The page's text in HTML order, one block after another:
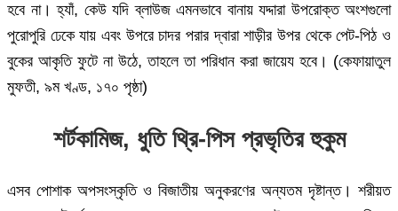
হবে না। হ্যাঁ, কেউ যদি ব্লাউজ এমনভাবে বানায় যদ্দারা উপরোক্ত অংশগুলো
পুরোপুরি ঢেকে যায় এবং উপরে চাদর পরার দ্বারা শাড়ীর উপর থেকে পেট-পিঠ ও
বুকের আকৃতি ফুটে না উঠে, তাহলে তা পরিধান করা জায়েয হবে। (কেফায়াতুল
মুফতী, ৯ম খণ্ড, ১৭০ পৃষ্ঠা)
শর্টকামিজ, ধুতি থ্রি-পিস প্রভৃতির হুকুম
এসব পোশাক অপসংস্কৃতি ও বিজাতীয় অনুকরণের অন্যতম দৃষ্টান্ত। শরীয়ত